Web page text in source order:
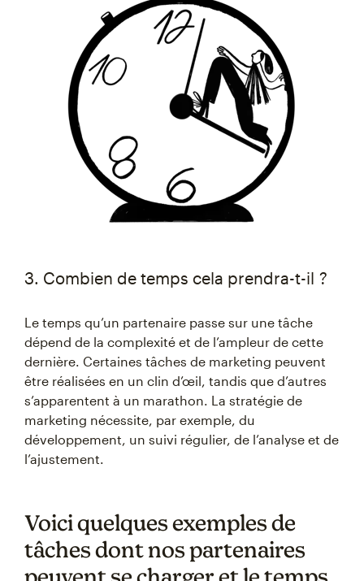
3. Combien de temps cela prendra-t-il ?
Le temps qu’un partenaire passe sur une tâche
dépend de la complexité et de l’ampleur de cette
dernière. Certaines tâches de marketing peuvent
être réalisées en un clin d’œil, tandis que d’autres
s’apparentent à un marathon. La stratégie de
marketing nécessite, par exemple, du
développement, un suivi régulier, de l’analyse et de
l’ajustement.
Voici quelques exemples de
tâches dont nos partenaires